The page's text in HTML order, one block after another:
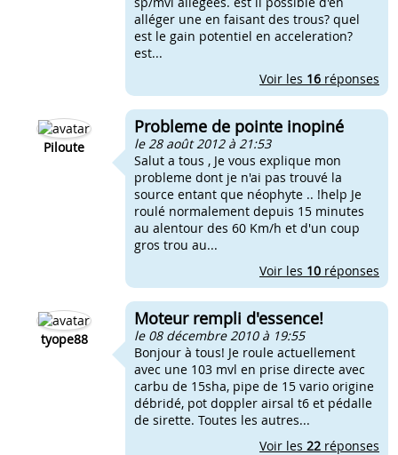
alléger une en faisant des trous? quel
est le gain potentiel en acceleration?
est...
Voir les 16 réponses
Piloute
Probleme de pointe inopiné
le 28 août 2012 à 21:53
Salut a tous , Je vous explique mon
probleme dont je n'ai pas trouvé la
source entant que néophyte .. !help Je
roulé normalement depuis 15 minutes
au alentour des 60 Km/h et d'un coup
gros trou au...
Voir les 10 réponses
tyope88
Moteur rempli d'essence!
le 08 décembre 2010 à 19:55
Bonjour à tous! Je roule actuellement
avec une 103 mvl en prise directe avec
carbu de 15sha, pipe de 15 vario origine
débridé, pot doppler airsal t6 et pédalle
de sirette. Toutes les autres...
Voir les 22 réponses